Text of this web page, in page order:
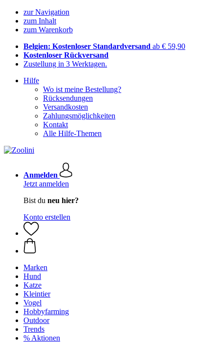
zur Navigation
zum Inhalt
zum Warenkorb
Belgien: Kostenloser Standardversand ab € 59,90
Kostenloser Rückversand
Zustellung in 3 Werktagen.
Hilfe
Wo ist meine Bestellung?
Rücksendungen
Versandkosten
Zahlungsmöglichkeiten
Kontakt
Alle Hilfe-Themen
Anmelden
Jetzt anmelden
Bist du neu hier?
Konto erstellen
Marken
Hund
Katze
Kleintier
Vogel
Hobbyfarming
Outdoor
Trends
% Aktionen